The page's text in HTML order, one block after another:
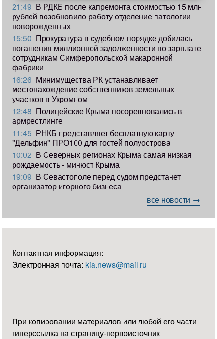
21:49 В РДКБ после капремонта стоимостью 15 млн
рублей возобновило работу отделение патологии
новорожденных
15:50 Прокуратура в судебном порядке добилась
погашения миллионной задолженности по зарплате
сотрудникам Симферопольской макаронной
фабрики
16:26 Минимущества РК устанавливает
местонахождение собственников земельных
участков в Укромном
12:48 Полицейские Крыма посоревновались в
армрестлинге
11:45 РНКБ представляет бесплатную карту
"Дельфин" ПРО100 для гостей полуострова
10:02 В Северных регионах Крыма самая низкая
рождаемость - минюст Крыма
19:09 В Севастополе перед судом предстанет
организатор игорного бизнеса
все новости →
Контактная информация:
Электронная почта: kia.news@mail.ru
При копировании материалов или любой его части
гиперссылка на страницу-первоисточник